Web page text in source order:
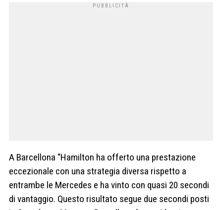
A Barcellona “Hamilton ha offerto una prestazione
eccezionale con una strategia diversa rispetto a
entrambe le Mercedes e ha vinto con quasi 20 secondi
di vantaggio. Questo risultato segue due secondi posti